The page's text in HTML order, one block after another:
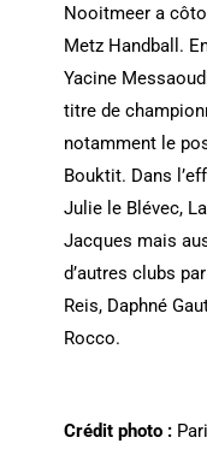
Nooitmeer a
Metz Handball.
Yacine
titre de
notamment le
Bouktit. Dans
Julie le Blévec,
Jacques mais
d’autres clubs
Reis, Daphné
Rocco.
Crédit photo :